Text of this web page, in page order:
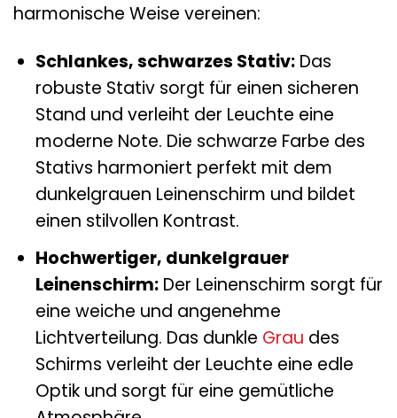
harmonische Weise vereinen:
Schlankes, schwarzes Stativ:Das
robuste Stativ sorgt für einen sicheren
Stand und verleiht der Leuchte eine
moderne Note. Die schwarze Farbe des
Stativs harmoniert perfekt mit dem
dunkelgrauen Leinenschirm und bildet
einen stilvollen Kontrast.
Hochwertiger, dunkelgrauer
Leinenschirm:Der Leinenschirm sorgt für
eine weiche und angenehme
Lichtverteilung. Das dunkle Grau des
Schirms verleiht der Leuchte eine edle
Optik und sorgt für eine gemütliche